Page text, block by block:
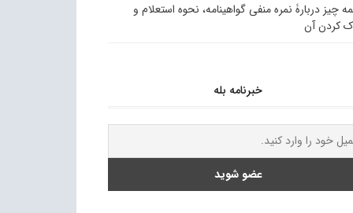
چیز دربارۀ نمره منفی گواهینامه، نحوه استعلام و
کردن آن
خبرنامه بله